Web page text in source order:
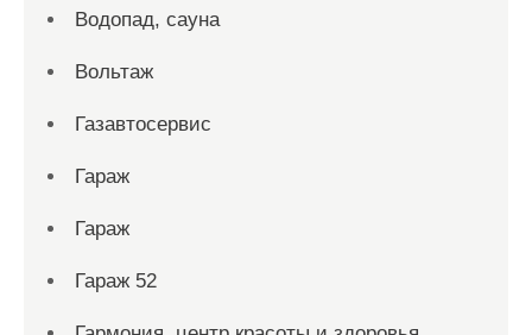
Водопад, сауна
Вольтаж
Газавтосервис
Гараж
Гараж
Гараж 52